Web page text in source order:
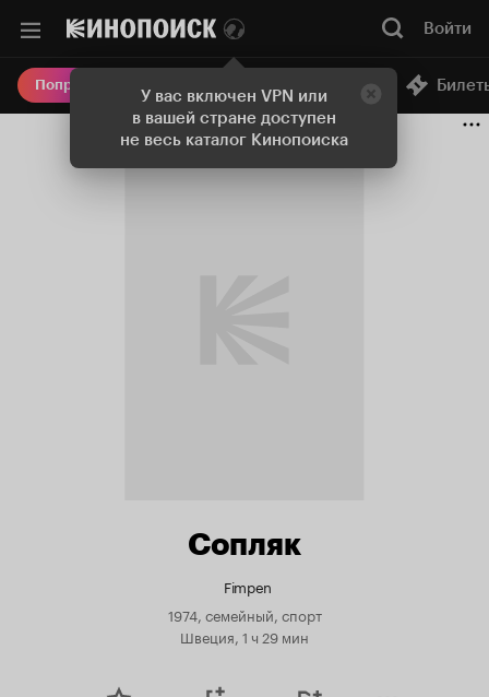
У вас включен VPN или
в вашей стране доступен
не весь каталог Кинопоиска
Войти
Попробовать Плюс Онлайн-кинотеатр
Сопляк
Fimpen
1974, семейный, спорт
Швеция, 1 ч 29 мин